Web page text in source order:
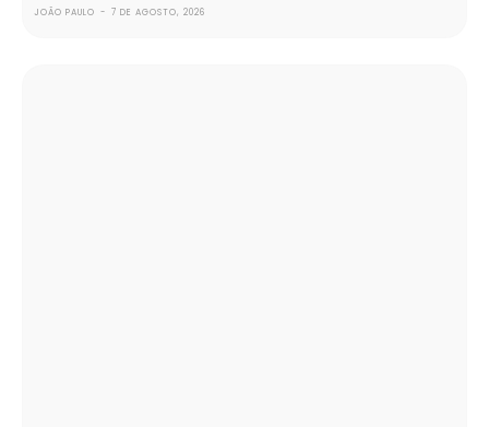
JOÃO PAULO - 7 DE AGOSTO, 2026